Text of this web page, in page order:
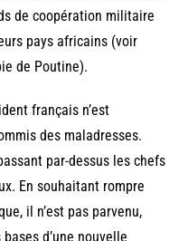
de coopération militaire
pays africains (voir
de Poutine).
français n’est
des maladresses.
par-dessus les chefs
En souhaitant rompre
il n’est pas parvenu,
d’une nouvelle